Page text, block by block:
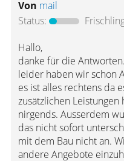
Von mail
Status:
Hallo,
danke für die
leider haben wir schon
es ist alles rechtens da
zusätzlichen
nirgends. Ausserdem
das nicht sofort
mit dem Bau nicht an.
andere Angebote